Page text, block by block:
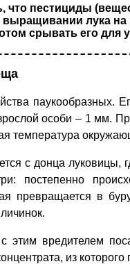
что пестициды
лука на
срывать его для
паукообразных.
особи – 1 мм.
температура
с донца луковицы,
постепенно
превращается в
этим вредителем
из которого